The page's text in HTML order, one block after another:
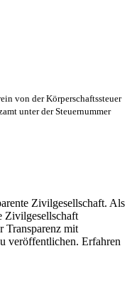
von der Körperschaftssteuer
unter der Steuernummer
Zivilgesellschaft. Als
Zivilgesellschaft
Transparenz mit
veröffentlichen. Erfahren